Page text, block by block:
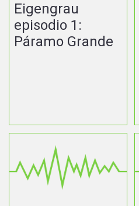
Eigengrau
episodio 1:
Páramo Grande